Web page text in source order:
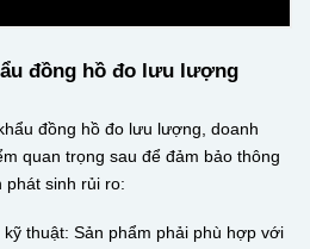
đồng hồ đo lưu lượng
đồng hồ đo lưu lượng, doanh
quan trọng sau để đảm bảo thông
phát sinh rủi ro:
thuật: Sản phẩm phải phù hợp với